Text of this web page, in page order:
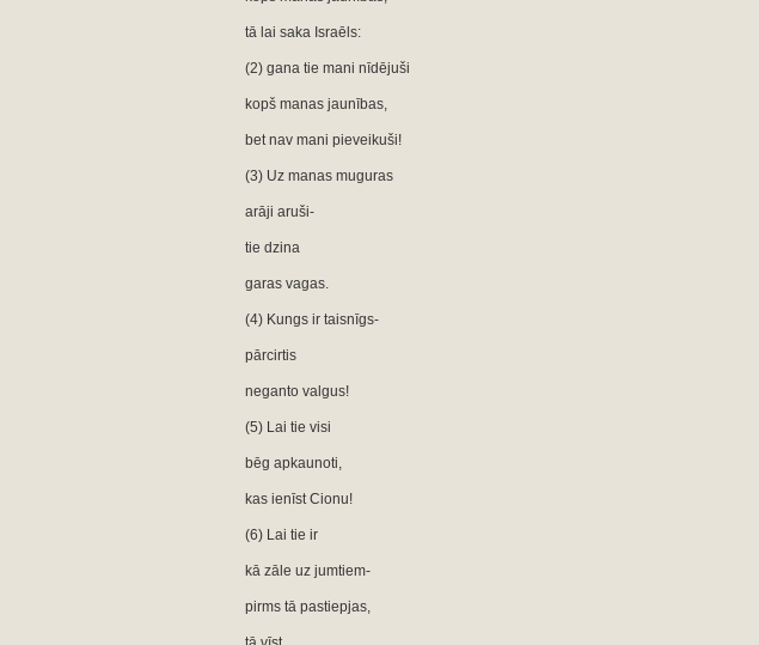
tā lai saka Israēls:
(2) gana tie mani nīdējuši
kopš manas jaunības,
bet nav mani pieveikuši!
(3) Uz manas muguras
arāji aruši-
tie dzina
garas vagas.
(4) Kungs ir taisnīgs-
pārcirtis
neganto valgus!
(5) Lai tie visi
bēg apkaunoti,
kas ienīst Cionu!
(6) Lai tie ir
kā zāle uz jumtiem-
pirms tā pastiepjas,